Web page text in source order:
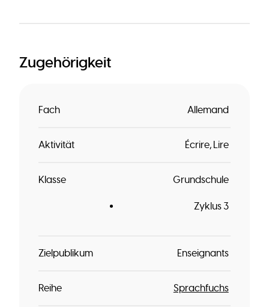
Zugehörigkeit
Fach Allemand
Aktivität Écrire Lire
Klasse Grundschule
Zyklus 3
Zielpublikum Enseignants
Reihe Sprachfuchs